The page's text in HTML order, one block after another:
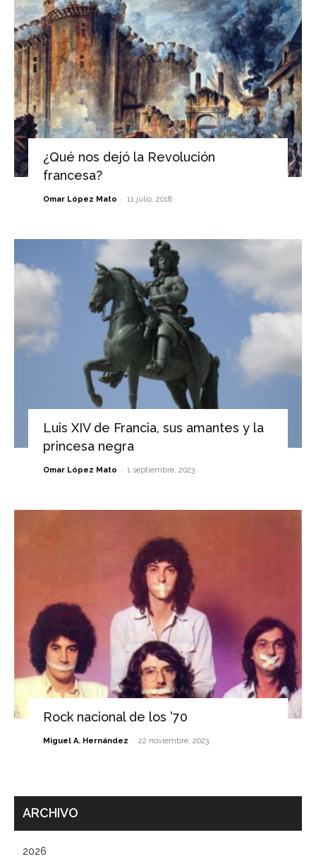
¿Qué nos dejó la Revolución
francesa?
Omar López Mato - 11 julio, 2018
Luis XIV de Francia, sus amantes y la
princesa negra
Omar López Mato - 1 septiembre, 2023
Rock nacional de los ’70
Miguel A. Hernández - 22 noviembre, 2023
ARCHIVO
2026